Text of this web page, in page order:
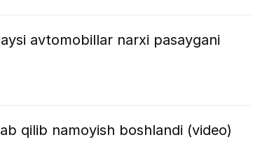
avtomobillar narxi pasaygani
qilib namoyish boshlandi (video)